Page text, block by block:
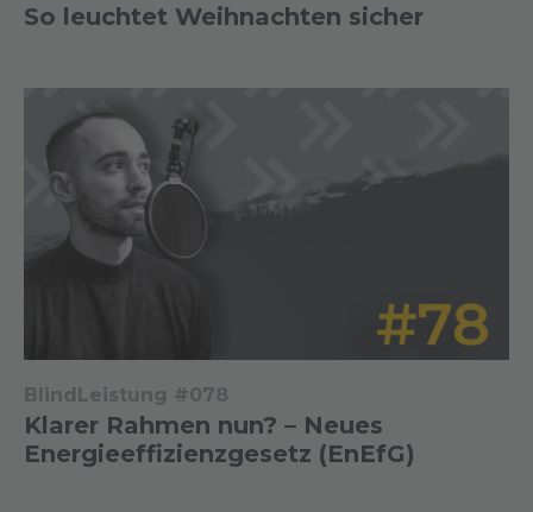
So leuchtet Weihnachten sicher
BlindLeistung #078
Klarer Rahmen nun? – Neues
Energieeffizienzgesetz (EnEfG)